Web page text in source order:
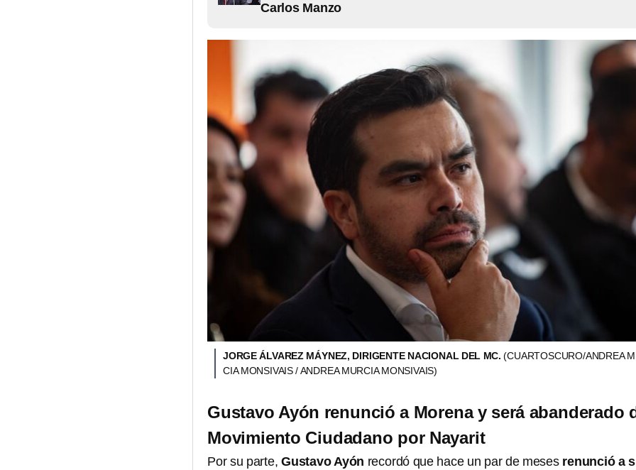
Carlos Manzo
JORGE ÁLVAREZ MÁYNEZ, DIRIGENTE NACIONAL DEL MC.(CUARTOSCURO/ANDREA
CIA MONSIVAIS / ANDREA MURCIA MONSIVAIS)
Gustavo Ayón renunció a Morena y será abanderado
Movimiento Ciudadano por Nayarit
Por su parte, Gustavo Ayón recordó que hace un par de meses renunció a